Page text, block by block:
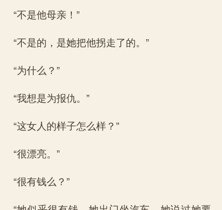
“不是他母亲！”
“不是的，是她把他拐走了的。”
“为什么？”
“我想是为报仇。”
“这女人的样子怎么样？”
“很漂亮。”
“很有钱么？”